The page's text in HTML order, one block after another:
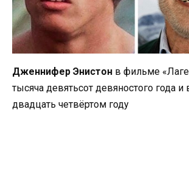
Дженнифер Энистон в фильме
тысяча девятьсот девяностого года
двадцать четвёртом году